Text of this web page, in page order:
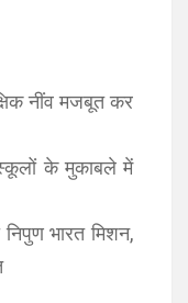
नींव मजबूत कर
के मुकाबले में
भारत मिशन,